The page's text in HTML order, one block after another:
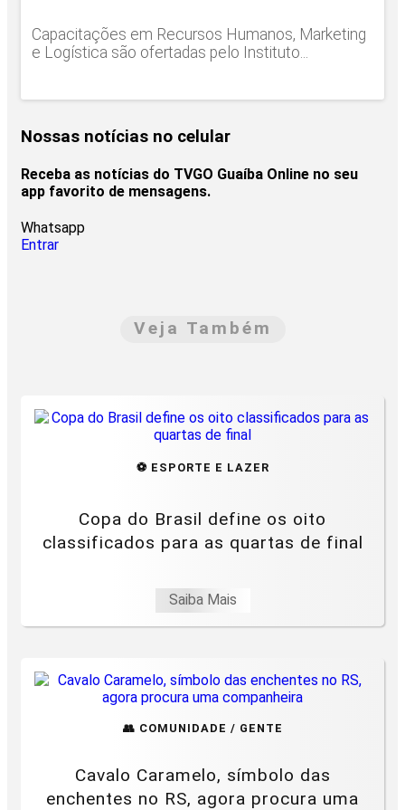
Capacitações em Recursos Humanos, Marketing
e Logística são ofertadas pelo Instituto...
Nossas notícias no celular
Receba as notícias do TVGO Guaíba Online no seu
app favorito de mensagens.
Whatsapp
Entrar
Veja Também
⚽ ESPORTE E LAZER
Copa do Brasil define os oito
classificados para as quartas de final
Saiba Mais
👥 COMUNIDADE / GENTE
Cavalo Caramelo, símbolo das
enchentes no RS, agora procura uma